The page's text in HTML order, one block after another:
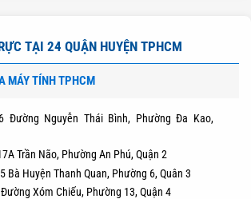
TẠI 24 QUẬN HUYỆN TPHCM
MÁY TÍNH TPHCM
Đường Nguyễn Thái Bình, Phường Đa Kao,
Trần Não, Phường An Phú, Quận 2
Bà Huyện Thanh Quan, Phường 6, Quân 3
Xóm Chiếu, Phường 13, Quận 4